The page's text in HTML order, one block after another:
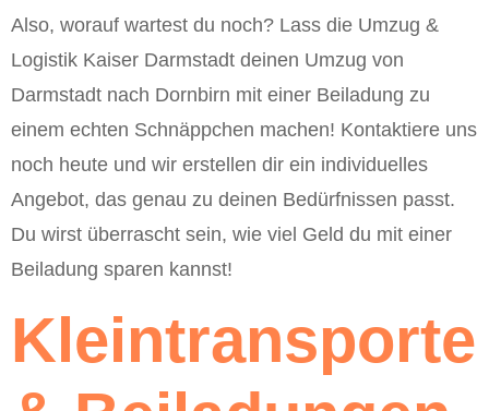
Also, worauf wartest du noch? Lass die Umzug &
Logistik Kaiser Darmstadt deinen Umzug von
Darmstadt nach Dornbirn mit einer Beiladung zu
einem echten Schnäppchen machen! Kontaktiere uns
noch heute und wir erstellen dir ein individuelles
Angebot, das genau zu deinen Bedürfnissen passt.
Du wirst überrascht sein, wie viel Geld du mit einer
Beiladung sparen kannst!
Kleintransporte